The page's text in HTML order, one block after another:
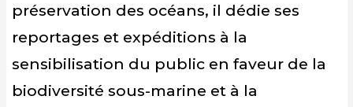
préservation des océans, il dédie ses
reportages et expéditions à la
sensibilisation du public en faveur de la
biodiversité sous-marine et à la